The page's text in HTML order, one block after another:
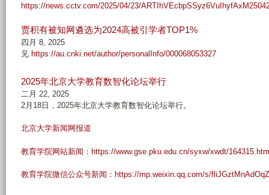
https://news.cctv.com/2025/04/23/
贾积有被知网遴选为2024高被引学者TOP1%
四月 8, 2025
见 https://au.cnki.net/author/personalInfo/000068053327
2025年北京大学教育数智化论坛举行
二月 22, 2025
2月18日，2025年北京大学教育数智化论坛举行。
北京大学新闻网报道
教育学院网站新闻：https://www.gse.pku.edu.cn/syxw/xwdt/164315.htm
教育学院微信公众号新闻：https://mp.weixin.qq.com/s/